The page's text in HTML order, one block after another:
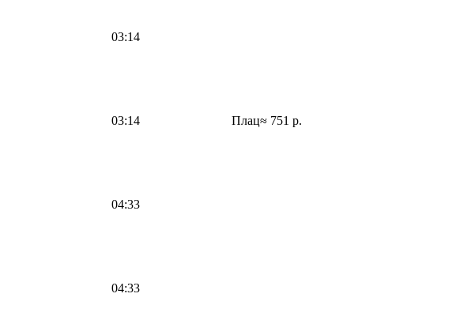
03:14
03:14 Плац≈ 751 р.
04:33
04:33